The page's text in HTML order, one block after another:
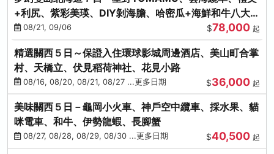
+利尻、紫彩美瑛、DIY剝海膽、哈密瓜+海鮮和牛八大螃
蟹吃到飽
08/21, 09/06 $78,000 起
精選關西５日～保證入住環球影城周邊酒店、美山町合掌
村、天橋立、伏見稻荷神社、花見小路
08/16, 08/20, 08/21, 08/27 ...更多日期 $36,000 起
美味關西５日－龜岡小火車、神戶空中纜車、採水果、貓
咪電車、和牛、伊勢龍蝦、長腳蟹
08/27, 08/28, 08/29, 08/30 ...更多日期 $40,500 起